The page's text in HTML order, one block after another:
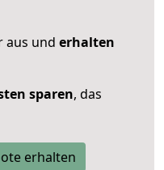
aus und erhalten
sparen, das
erhalten